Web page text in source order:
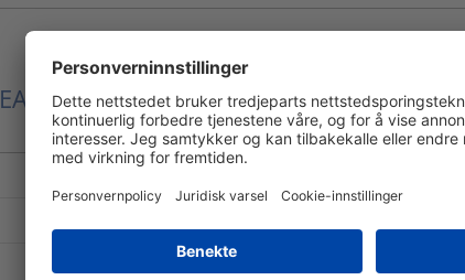
EAN / El.nr. / Pakning Mer informasjon
84852-53-9